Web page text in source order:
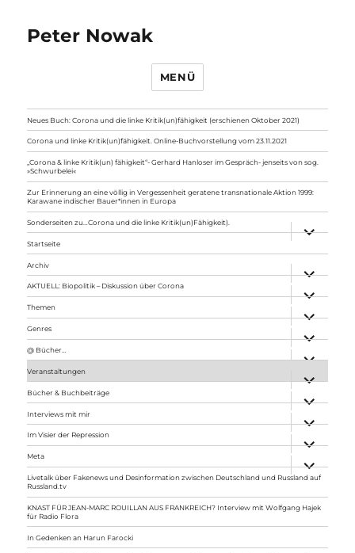
Peter Nowak
MENÜ
Neues Buch: Corona und die linke Kritik(un)fähigkeit (erschienen Oktober 2021)
Corona und linke Kritik(un)fähigkeit. Online-Buchvorstellung vom 23.11.2021
„Corona & linke Kritik(un) fähigkeit“- Gerhard Hanloser im Gespräch- jenseits von sog.
»Schwurbelei«
Zur Erinnerung an eine völlig in Vergessenheit geratene transnationale Aktion 1999:
Karawane indischer Bauer*innen in Europa
Sonderseiten zu…Corona und die linke Kritik(un)Fähigkeit).
anzeigen
Startseite
Archiv
anzeigen
AKTUELL: Biopolitik – Diskussion über Corona
anzeigen
Themen
anzeigen
Genres
anzeigen
@ Bücher…
Veranstaltungen
anzeigen
Bücher & Buchbeiträge
anzeigen
Interviews mit mir
anzeigen
Im Visier der Repression
anzeigen
Meta
anzeigen
Livetalk über Fakenews und Desinformation zwischen Deutschland und Russland auf
Russland.tv
KNAST FÜR JEAN-MARC ROUILLAN AUS FRANKREICH? Interview mit Wolfgang Hajek
für Radio Flora
In Gedenken an Harun Farocki